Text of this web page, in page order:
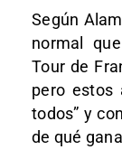
Según
normal
Tour de
pero estos
todos” y
de qué